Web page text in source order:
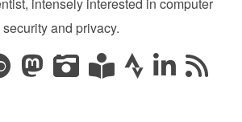
security and privacy.